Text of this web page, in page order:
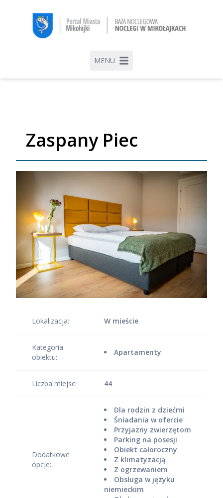
MENU
Zaspany Piec
Lokalizacja: W mieście
Kategoria
obiektu:
Apartamenty
Liczba miejsc: 44
Dodatkowe
opcje:
Dla rodzin z dziećmi
Śniadania w ofercie
Przyjazny zwierzętom
Parking na posesji
Obiekt całoroczny
Z klimatyzacją
Z ogrzewaniem
Obsługa w języku
niemieckim